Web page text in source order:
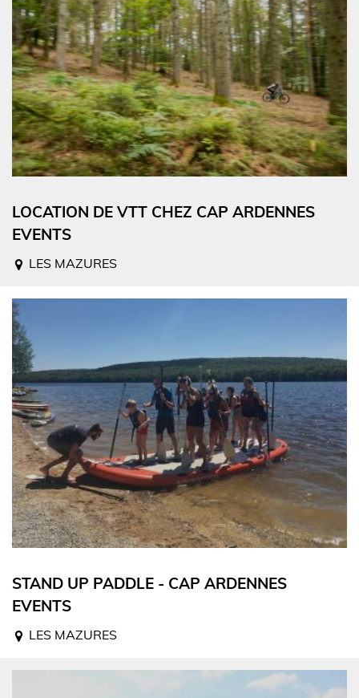
LOCATION DE VTT CHEZ CAP ARDENNES
EVENTS
LES MAZURES
STAND UP PADDLE - CAP ARDENNES
EVENTS
LES MAZURES